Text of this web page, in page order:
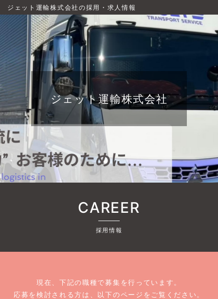
ジェット運輸株式会社の採用・求人情報
ジェット運輸株式会社
CAREER
採用情報
現在、下記の職種で募集を行っています。
応募を検討される方は、以下のページをご覧ください。